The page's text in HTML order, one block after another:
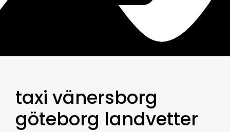
taxi vänersborg
göteborg landvetter